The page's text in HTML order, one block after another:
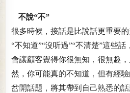
不說“不”
很多時候，接話是比說話更重要
“不知道”“沒听過”“不清楚”這些
會讓顧客覺得你很無知，很無趣
然，你可能真的不知道，但有經
岔開話題，將其帶到自己熟悉的